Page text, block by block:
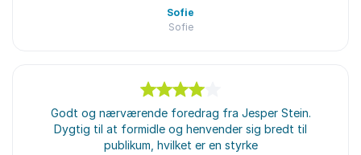
Sofie
Sofie
ud af5
Godt og nærværende foredrag fra Jesper Stein.
Dygtig til at formidle og henvender sig bredt til
publikum, hvilket er en styrke